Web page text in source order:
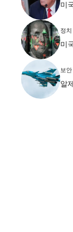
미
정치
미
보안
알